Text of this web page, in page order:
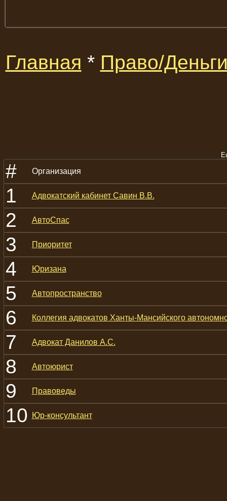
Главная * Право/
# Организация
1 Адвокатский кабинет Савин В.В.
2 АвтоСпас
3 Приоритет
4 Юризана
5 Автопространство
6 Коллегия адвокатов Ханты-Мансийского
7 Адвокат Данилов А.С.
8 Автоюрист
9 Правоведы
10 Юр-консультант